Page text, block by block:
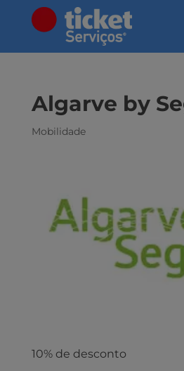
Algarve by
Mobilidade
10% de desconto